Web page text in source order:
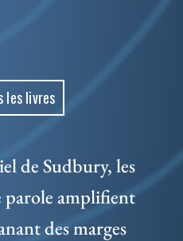
les livres
de Sudbury, les
parole amplifient
des marges